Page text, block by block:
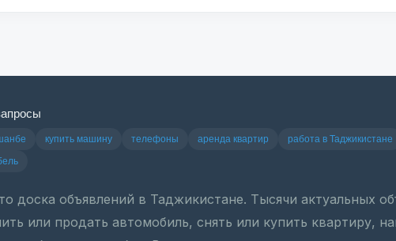
купить машину телефоны аренда квартир работа в Таджикистане
доска объявлений в Таджикистане. Тысячи актуальных
или продать автомобиль, снять или купить квартиру,